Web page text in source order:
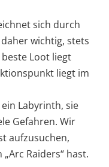
sich durch
wichtig, stets
Loot liegt
liegt im
Labyrinth, sie
Gefahren. Wir
aufzusuchen,
Raiders“ hast.